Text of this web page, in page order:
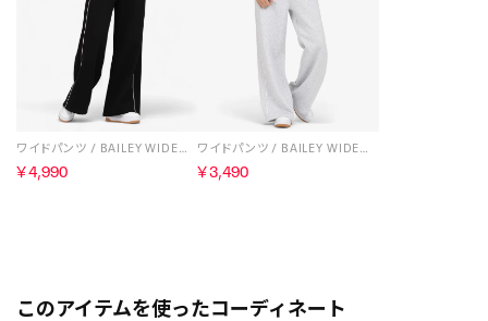
ワイドパンツ / BAILEY WIDE LEG PANT （ブラック）
￥4,990
ワイドパンツ / BAILEY WIDE LEG PANT （ライトグレー）
￥3,490
このアイテムを使ったコーディネート